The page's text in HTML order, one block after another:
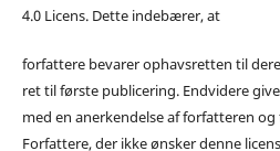
4.0 Licens. Dette indebærer, at
forfattere bevarer ophavsretten til
ret til første publicering. Endvidere
med en anerkendelse af forfatteren
Forfattere, der ikke ønsker denne